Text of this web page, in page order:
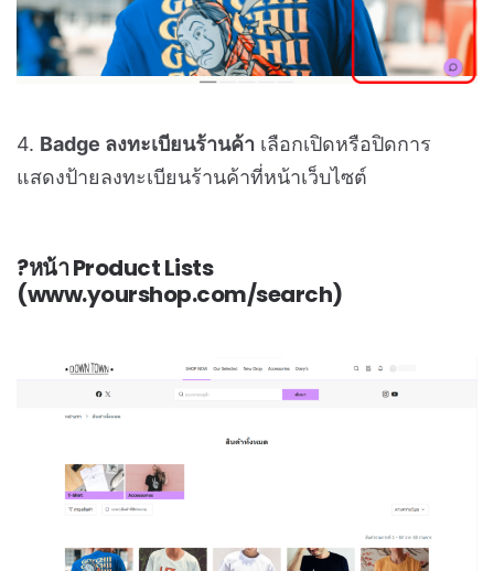
4. Badge ลงทะเบียนร้านค้า เลือกเปิดหรือปิดการ
แสดงป้ายลงทะเบียนร้านค้าที่หน้าเว็บไซต์
?หน้า Product Lists
(www.yourshop.com/search)